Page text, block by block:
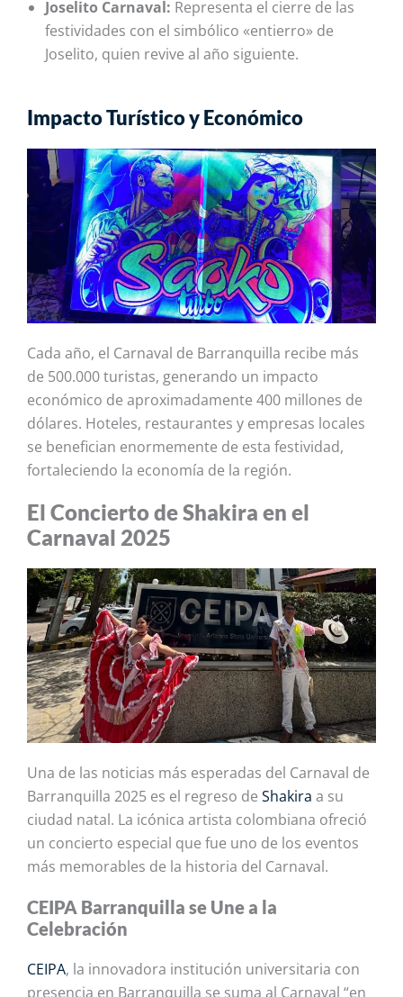
Joselito Carnaval: Representa el cierre de las
festividades con el simbólico «entierro» de
Joselito, quien revive al año siguiente.
Impacto Turístico y Económico
Cada año, el Carnaval de Barranquilla recibe más
de 500.000 turistas, generando un impacto
económico de aproximadamente 400 millones de
dólares. Hoteles, restaurantes y empresas locales
se benefician enormemente de esta festividad,
fortaleciendo la economía de la región.
El Concierto de Shakira en el
Carnaval 2025
Una de las noticias más esperadas del Carnaval de
Barranquilla 2025 es el regreso de Shakira a su
ciudad natal. La icónica artista colombiana ofreció
un concierto especial que fue uno de los eventos
más memorables de la historia del Carnaval.
CEIPA Barranquilla se Une a la
Celebración
CEIPA, la innovadora institución universitaria con
presencia en Barranquilla se suma al Carnaval “en